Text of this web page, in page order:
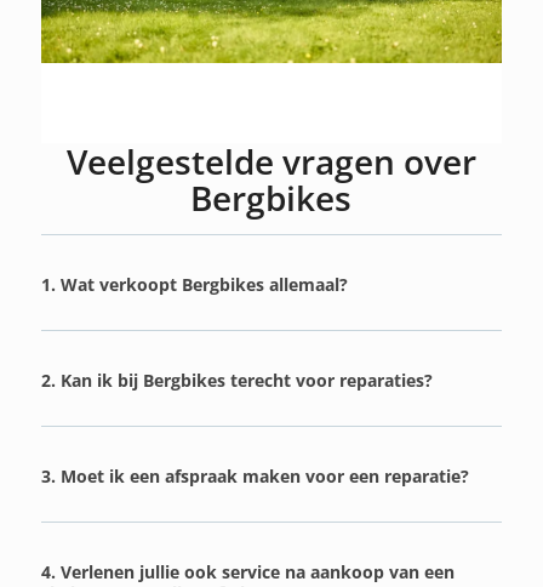
Veelgestelde vragen over
Bergbikes
1. Wat verkoopt Bergbikes allemaal?
2. Kan ik bij Bergbikes terecht voor reparaties?
3. Moet ik een afspraak maken voor een reparatie?
4. Verlenen jullie ook service na aankoop van een